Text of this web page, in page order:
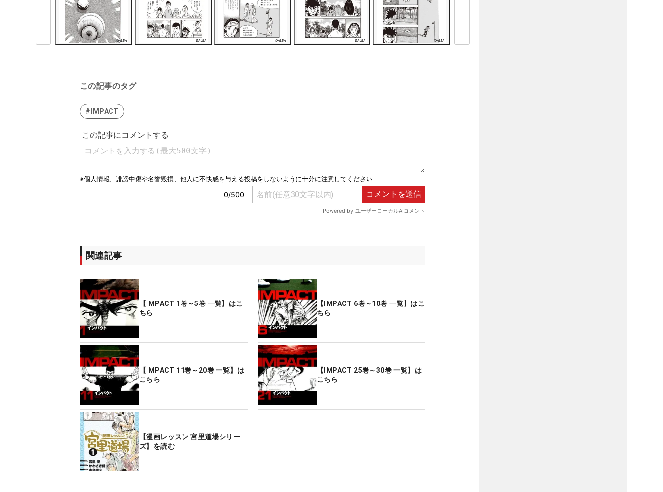
この記事のタグ
#IMPACT
関連記事
【IMPACT 1巻～5巻 一覧】はこ
ちら
【IMPACT 6巻～10巻 一覧】はこ
ちら
【IMPACT 11巻～20巻 一覧】は
こちら
【IMPACT 25巻～30巻 一覧】は
こちら
【漫画レッスン 宮里道場シリー
ズ】を読む